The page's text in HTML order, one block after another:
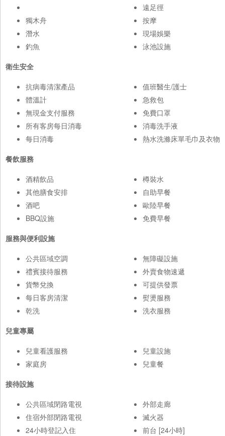
獨木舟
潛水
釣魚
遠足徑
按摩
現場娛樂
泳池設施
衛生安全
抗病毒清潔產品
體溫計
無現金支付服務
所有客房每日消毒
每日消毒
值班醫生/護士
急救包
免費口罩
消毒洗手液
熱水洗滌床單毛巾及衣物
餐飲服務
酒精飲品
其他膳食安排
酒吧
BBQ設施
樽裝水
自助早餐
歐陸早餐
免費早餐
服務與便利設施
公共區域空調
禮賓接待服務
貨幣兌換
每日客房清潔
乾洗
無障礙設施
外賣食物速遞
可提供發票
熨燙服務
洗衣服務
兒童專屬
兒童看護服務
家庭房
兒童設施
兒童餐
接待設施
公共區域閉路電視
住宿外部閉路電視
24小時登記入住
外部走廊
滅火器
前台 [24小時]